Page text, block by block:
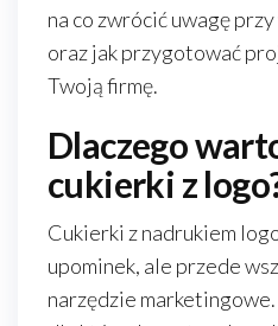
na co zwrócić uwagę
oraz jak przygotować
Twoją firmę.
Dlaczego
cukierki z
Cukierki z nadrukiem
upominek, ale przede
narzędzie